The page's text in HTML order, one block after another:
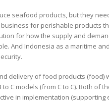
seafood products, but they
for perishable products
for how the supply and
And Indonesia as a maritime
delivery of food products (food)
to C models (from C to C). Both
in implementation (supporting